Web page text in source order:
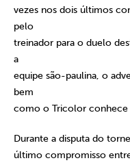
vezes nos dois últimos
pelo
treinador para o duelo
a
equipe são-paulina, o
bem
como o Tricolor conhece
Durante a disputa do
último compromisso